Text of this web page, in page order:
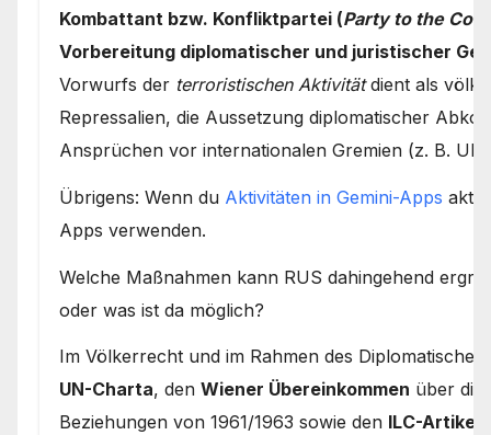
Kombattant bzw. Konfliktpartei (Party to the
Vorbereitung diplomatischer und juristischer
Vorwurfs der terroristischen Aktivitätdient als
Repressalien, die Aussetzung diplomatischer
Ansprüchen vor internationalen Gremien (z. B.
Übrigens: Wenn du Aktivitäten in Gemini-Apps
Apps verwenden.
Welche Maßnahmen kann RUS dahingehend
oder was ist da möglich?
Im Völkerrecht und im Rahmen des
UN-Charta, den Wiener Übereinkommen über
Beziehungen von 1961/1963 sowie den ILC-